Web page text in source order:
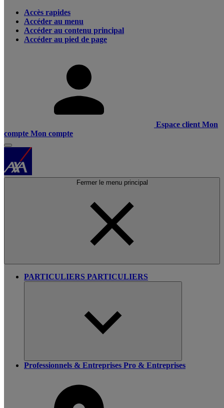
Accès rapides
Accéder au menu
Accéder au contenu principal
Accéder au pied de page
Espace client Mon
compte Mon compte
Fermer le menu principal
PARTICULIERS PARTICULIERS
Professionnels & Entreprises Pro & Entreprises